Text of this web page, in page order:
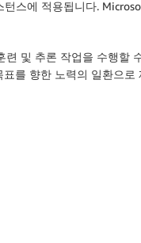
스에 적용됩니다.
련 및 추론 작업을 수행할
를 향한 노력의 일환으로